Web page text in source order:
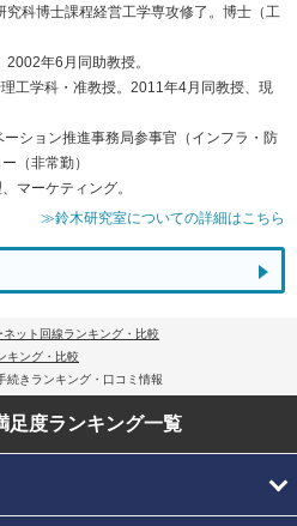
科博士課程経営工学専攻修了。博士（工
年6月同助教授。
工学科・准教授。2011年4月同教授、現
ション推進事務局参事官（インフラ・防
（非常勤）
マーケティング。
≫鈴木研究室についての詳細はこちら
ネット回線ランキング・比較
キング・比較
続きランキング・口コミ情報
足度ランキング一覧